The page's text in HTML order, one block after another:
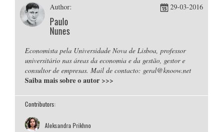
Author:
Paulo
Nunes
29-03-2016
Economista pela Universidade Nova de Lisboa, professor
universitário nas áreas da economia e da gestão, gestor e
consultor de empresas. Mail de contacto: geral@knoow.net
Saiba mais sobre o autor >>>
Contributors:
Aleksandra Prikhno